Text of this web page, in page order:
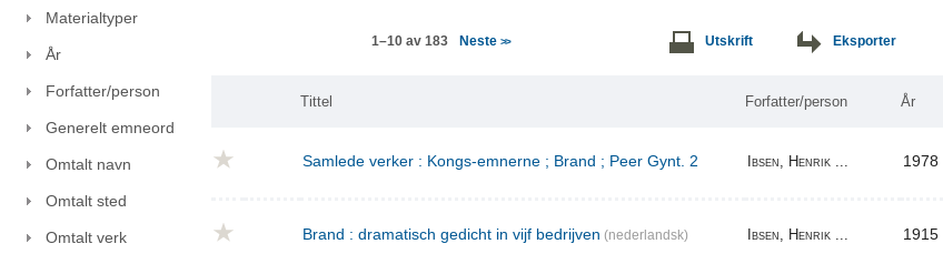
Materialtyper
År
Forfatter/person
Generelt emneord
Omtalt navn
Omtalt sted
Omtalt verk
1–10 av 183 Neste >> Utskrift Eksporter
Tittel Forfatter/person År
Samlede verker : Kongs-emnerne ; Brand ; Peer Gynt. 2 Ibsen, Henrik ... 1978
Brand : dramatisch gedicht in vijf bedrijven (nederlandsk) Ibsen, Henrik ... 1915